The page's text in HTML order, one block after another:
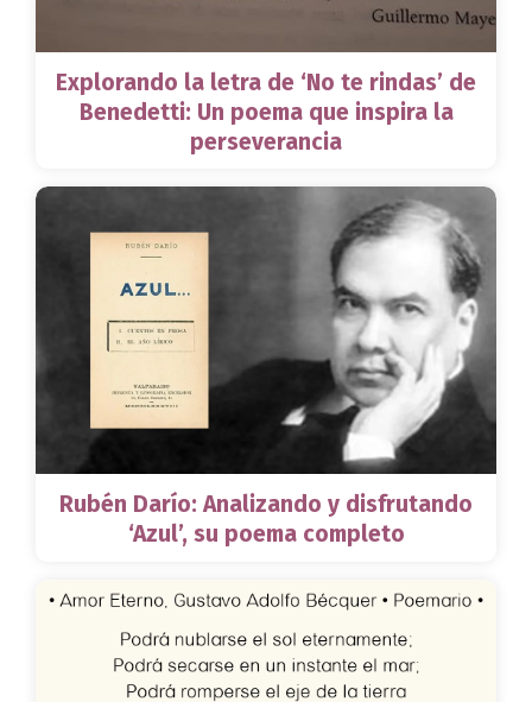
Explorando la letra de ‘No te rindas’ de
Benedetti: Un poema que inspira la
perseverancia
Rubén Darío: Analizando y disfrutando
‘Azul’, su poema completo